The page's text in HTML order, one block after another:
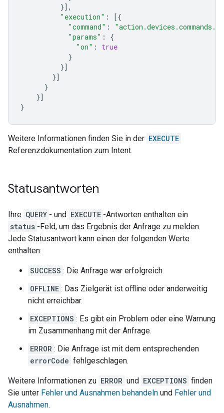
}],
"execution" :
[{
"command" :
"params" :
{
"on" :
true
}
}]
}]
}
}]
}
Weitere Informationen finden Sie in der EXECUTE
Referenzdokumentation zum Intent.
Statusantworten
Ihre QUERY - und EXECUTE -Antworten enthalten ein
status -Feld, um das Ergebnis der Anfrage zu melden.
Jede Statusantwort kann einen der folgenden Werte
enthalten:
SUCCESS : Die Anfrage war erfolgreich.
OFFLINE : Das Zielgerät ist offline oder anderweitig
nicht erreichbar.
EXCEPTIONS : Es gibt ein Problem oder eine Warnung
im Zusammenhang mit der Anfrage.
ERROR : Die Anfrage ist mit dem entsprechenden
errorCode fehlgeschlagen.
Weitere Informationen zu ERROR und EXCEPTIONS finden
Sie unter Fehler und Ausnahmen behandeln und Fehler und
Ausnahmen.